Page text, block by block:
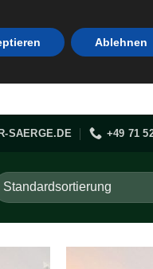
SAERGE.DE +49 71
Ablehnen